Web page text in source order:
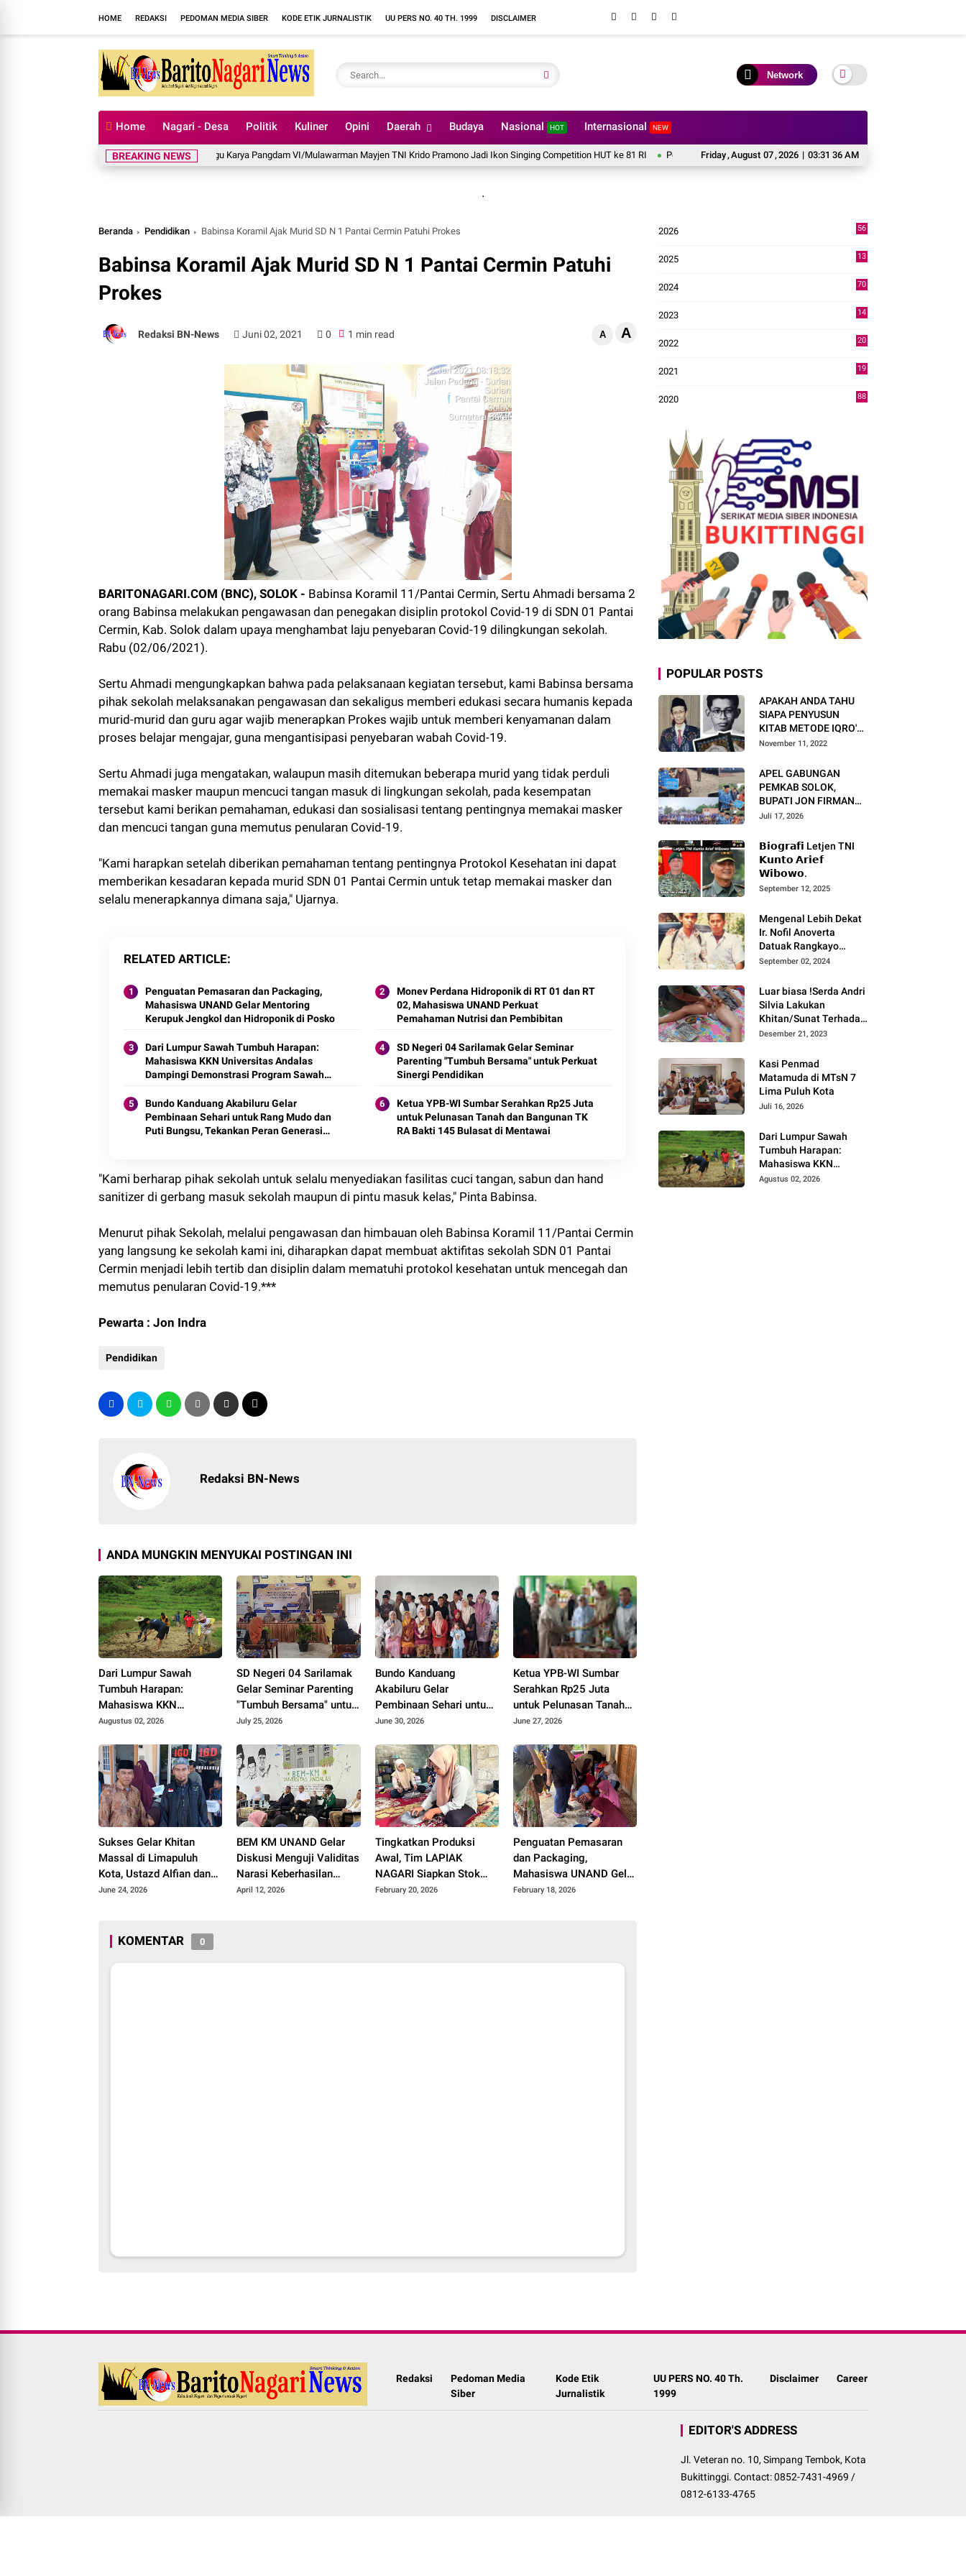
HOME REDAKSI PEDOMAN MEDIA SIBER KODE ETIK JURNALISTIK UU PERS NO. 40 TH. 1999 DISCLAIMER
Network
Home Nagari - Desa Politik Kuliner Opini Daerah Budaya Nasional HOT Internasional NEW
Friday,August 07,2026 | 03:31 37 AM
BREAKING NEWSDua Lagu Karya Pangdam VI/Mulawarman Mayjen TNI Krido Pramono Jadi Ikon Singing Competition HUT ke 81 RI Perkuat Kolaborasi Pusat dan Daerah, Wali Kota Solok Hadiri Reses Anggota
.
Beranda Pendidikan Babinsa Koramil Ajak Murid SD N 1 Pantai Cermin Patuhi Prokes
Babinsa Koramil Ajak Murid SD N 1 Pantai Cermin Patuhi
Prokes
Redaksi BN-News Juni 02, 2021 0 1 min read A A
BARITONAGARI.COM (BNC), SOLOK - Babinsa Koramil 11/Pantai Cermin, Sertu Ahmadi bersama 2
orang Babinsa melakukan pengawasan dan penegakan disiplin protokol Covid-19 di SDN 01 Pantai
Cermin, Kab. Solok dalam upaya menghambat laju penyebaran Covid-19 dilingkungan sekolah.
Rabu (02/06/2021).
Sertu Ahmadi mengungkapkan bahwa pada pelaksanaan kegiatan tersebut, kami Babinsa bersama
pihak sekolah melaksanakan pengawasan dan sekaligus memberi edukasi secara humanis kepada
murid-murid dan guru agar wajib menerapkan Prokes wajib untuk memberi kenyamanan dalam
proses belajar mengajar, guna mengantisipasi penyebaran wabah Covid-19.
Sertu Ahmadi juga mengatakan, walaupun masih ditemukan beberapa murid yang tidak perduli
memakai masker maupun mencuci tangan masuk di lingkungan sekolah, pada kesempatan
tersebut kami berikan pemahaman, edukasi dan sosialisasi tentang pentingnya memakai masker
dan mencuci tangan guna memutus penularan Covid-19.
"Kami harapkan setelah diberikan pemahaman tentang pentingnya Protokol Kesehatan ini dapat
memberikan kesadaran kepada murid SDN 01 Pantai Cermin untuk tetap memakai masker dan
selalu menerapkannya dimana saja," Ujarnya.
RELATED ARTICLE
Penguatan Pemasaran dan Packaging,
Mahasiswa UNAND Gelar Mentoring
Kerupuk Jengkol dan Hidroponik di Posko
Monev Perdana Hidroponik di RT 01 dan RT
02, Mahasiswa UNAND Perkuat
Pemahaman Nutrisi dan Pembibitan
Dari Lumpur Sawah Tumbuh Harapan:
Mahasiswa KKN Universitas Andalas
Dampingi Demonstrasi Program Sawah
SD Negeri 04 Sarilamak Gelar Seminar
Parenting "Tumbuh Bersama" untuk Perkuat
Sinergi Pendidikan
Bundo Kanduang Akabiluru Gelar
Pembinaan Sehari untuk Rang Mudo dan
Puti Bungsu, Tekankan Peran Generasi
Ketua YPB-WI Sumbar Serahkan Rp25 Juta
untuk Pelunasan Tanah dan Bangunan TK
RA Bakti 145 Bulasat di Mentawai
"Kami berharap pihak sekolah untuk selalu menyediakan fasilitas cuci tangan, sabun dan hand
sanitizer di gerbang masuk sekolah maupun di pintu masuk kelas," Pinta Babinsa.
Menurut pihak Sekolah, melalui pengawasan dan himbauan oleh Babinsa Koramil 11/Pantai Cermin
yang langsung ke sekolah kami ini, diharapkan dapat membuat aktifitas sekolah SDN 01 Pantai
Cermin menjadi lebih tertib dan disiplin dalam mematuhi protokol kesehatan untuk mencegah dan
memutus penularan Covid-19.***
Pewarta : Jon Indra
Pendidikan
Redaksi BN-News
ANDA MUNGKIN MENYUKAI POSTINGAN INI
Dari Lumpur Sawah
Tumbuh Harapan:
Mahasiswa KKN
Universitas Andalas
Program Sawah Pokok
Murah di Jorong Bayua
Augustus 02, 2026
SD Negeri 04 Sarilamak
Gelar Seminar Parenting
"Tumbuh Bersama" untuk
Perkuat Sinergi
July 25, 2026
Bundo Kanduang
Akabiluru Gelar
Pembinaan Sehari untuk
Rang Mudo dan Puti
Generasi Muda dalam
Pembangunan Nagari
June 30, 2026
Ketua YPB-WI Sumbar
Serahkan Rp25 Juta
untuk Pelunasan Tanah
dan Bangunan TK RA
Mentawai
June 27, 2026
Sukses Gelar Khitan
Massal di Limapuluh
Kota, Ustazd Alfian dan
Rekan-rekan Akan
June 24, 2026
BEM KM UNAND Gelar
Diskusi Menguji Validitas
Narasi Keberhasilan
Pusat VS Realitas di
April 12, 2026
Tingkatkan Produksi
Awal, Tim LAPIAK
NAGARI Siapkan Stok
Keripik Jengkol untuk
February 20, 2026
Penguatan Pemasaran
dan Packaging,
Mahasiswa UNAND Gelar
Mentoring Kerupuk
February 18, 2026
KOMENTAR 0
2026
56
2025
13
2024
70
2023
14
2022
20
2021
19
2020
88
POPULAR POSTS
APAKAH ANDA TAHU
SIAPA PENYUSUN
KITAB METODE IQRO'?
INI BIOGRAFI KH. AS'AD
November 11, 2022
APEL GABUNGAN
PEMKAB SOLOK,
BUPATI JON FIRMAN
PANDU TEKANKAN ASN
DAN PELAYANAN
MASYARAKAT.
Juli 17, 2026
𝗕𝗶𝗼𝗴𝗿𝗮𝗳𝗶 Letjen TNI
𝗞𝘂𝗻𝘁𝗼 𝗔𝗿𝗶𝗲𝗳
𝗪𝗶𝗯𝗼𝘄𝗼.
September 12, 2025
Mengenal Lebih Dekat
Ir. Nofil Anoverta
Datuak Rangkayo
Batuah Cawako
September 02, 2024
Luar biasa !Serda Andri
Silvia Lakukan
Khitan/Sunat Terhadap
Anak Warga Binaannya
Desember 21, 2023
Kasi Penmad
Matamuda di MTsN 7
Lima Puluh Kota
Juli 16, 2026
Dari Lumpur Sawah
Tumbuh Harapan:
Mahasiswa KKN
Universitas Andalas
Agustus 02, 2026
Redaksi
Pedoman Media
Siber
Kode Etik
Jurnalistik
UU PERS NO. 40 Th.
1999
Disclaimer Career
EDITOR'S ADDRESS
Jl. Veteran no. 10, Simpang Tembok, Kota
Bukittinggi. Contact: 0852-7431-4969 /
0812-6133-4765